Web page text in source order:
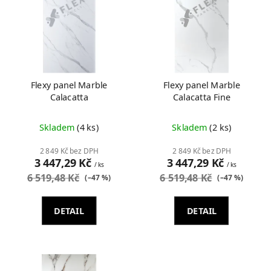
Flexy panel Marble
Calacatta
Skladem(4 ks)
2 849 Kč bez DPH
3 447,29 Kč / ks
6 519,48 Kč (–47 %)
DETAIL
Flexy panel Marble
Calacatta Fine
Skladem(2 ks)
2 849 Kč bez DPH
3 447,29 Kč / ks
6 519,48 Kč (–47 %)
DETAIL